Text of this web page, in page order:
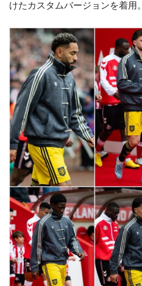
けたカスタムバージョンを着用。